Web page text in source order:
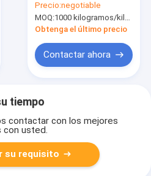
natural para el aire
filtro material
Precio:negotiable
MOQ:1000 kilogramos/kilogramos (Min. Order)
Obtenga el último precio
Contactar ahora
tiempo
contactar con los mejores
con usted.
su requisito